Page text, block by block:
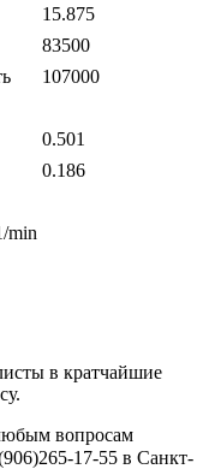
15.875
83500
107000
0.501
0.186
min
в кратчайшие
вопросам
17-55 в Санкт-